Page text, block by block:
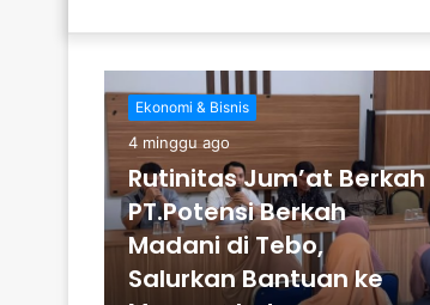
Ekonomi & Bisnis
4 minggu ago
Rutinitas Jum’at Berkah
PT.Potensi Berkah
Madani di Tebo,
Salurkan Bantuan ke